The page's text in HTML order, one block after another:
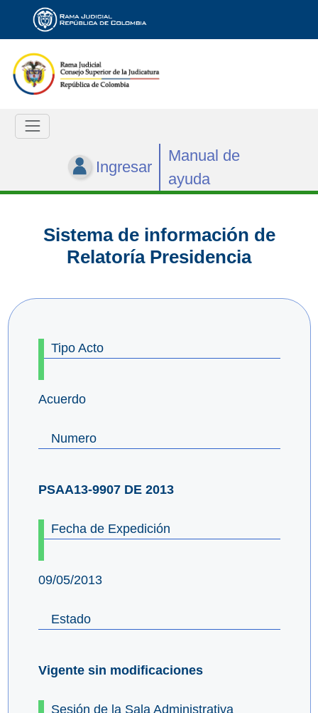
Ingresar
Manual de
ayuda
Sistema de información de
Relatoría Presidencia
Tipo Acto
Acuerdo
Numero
PSAA13-9907 DE 2013
Fecha de Expedición
09/05/2013
Estado
Vigente sin modificaciones
Sesión de la Sala Administrativa